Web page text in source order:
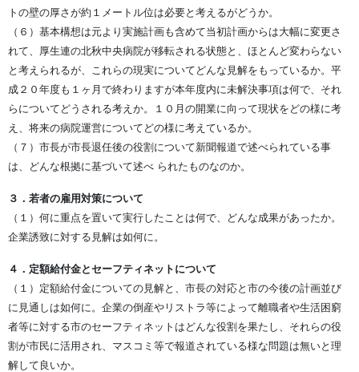
トの壁の厚さが約１メートル位は必要と考えるがどうか。
（６）基本構想は元より実施計画も含めて当初計画からは大幅に変更さ
れて、厚生連の北秋中央病院が移転される状態と、ほとんど変わらない
と考えられるが、これらの現実についてどんな見解をもっているか。平
成２０年度も１ヶ月で終わりますが本年度内に未解決事項は何で、それ
らについてどうされる考えか。１０月の開業に向って現状をどの様に考
え、将来の病院運営についてどの様に考えているか。
（７）市長が市長退任後の役割について新聞報道で述べられている事
は、どんな根拠に基づいて述べ られたものなのか。
３．若者の雇用対策について
（１）何に重点を置いて実行したことは何で、どんな成果があったか。
企業誘致に対する見解は如何に。
４．定額給付金とセーフティネットについて
（１）定額給付金についての見解と、市長の対応と市の今後の計画並び
に見通しは如何に。企業の倒産やリストラ等によって離職者や生活困窮
者等に対する市のセーフティネットはどんな役割を果たし、それらの役
割が市民に活用され、マスコミ等で報道されている様な問題は無いと理
解して良いか。